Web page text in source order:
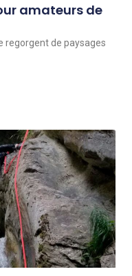
amateurs de
regorgent de paysages